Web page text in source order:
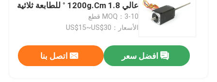
عالي 1200g.Cm 1.8 ° للطابعة ثلاثية
الأبعاد
MOQ：3-10 قطع
الأسعار：US$15~US$30
افضل سعر اتصل بنا